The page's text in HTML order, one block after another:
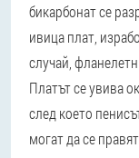
бикарбонат се
ивица плат,
случай,
Платът се увива
след което
могат да се